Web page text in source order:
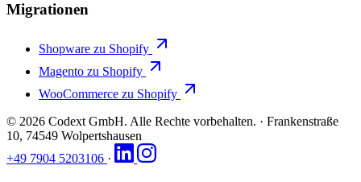
Migrationen
Shopware zu Shopify
Magento zu Shopify
WooCommerce zu Shopify
© 2026 Codext GmbH. Alle Rechte vorbehalten. · Frankenstraße
10, 74549 Wolpertshausen
+49 7904 5203106 ·